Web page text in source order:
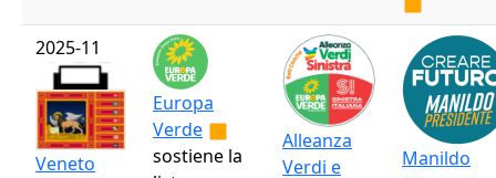
2025-11
Veneto
Europa
Verde
sostiene la
Alleanza
Verdi e
Manildo